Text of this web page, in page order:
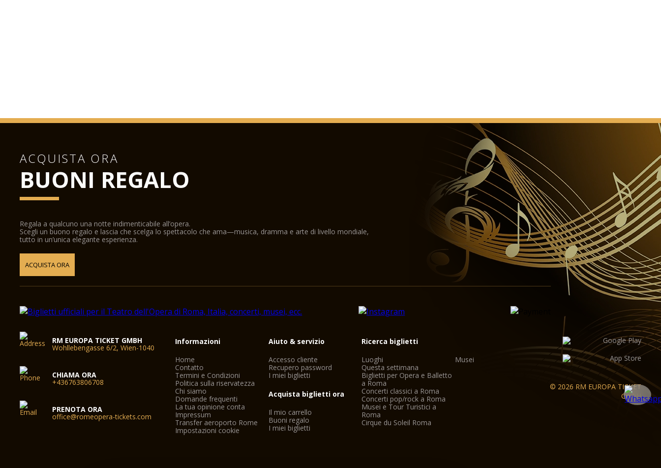
ACQUISTA ORA
BUONI REGALO
Regala a qualcuno una notte indimenticabile all’opera.
Scegli un buono regalo e lascia che scelga lo spettacolo che ama—musica, dramma e arte di livello mondiale,
tutto in un’unica elegante esperienza.
ACQUISTA ORA
RM EUROPA TICKET GMBH
Wohllebengasse 6/2, Wien-1040
CHIAMA ORA
+436763806708
PRENOTA ORA
office@romeopera-tickets.com
Informazioni
Home
Contatto
Termini e Condizioni
Politica sulla riservatezza
Chi siamo
Domande frequenti
La tua opinione conta
Impressum
Transfer aeroporto Rome
Impostazioni cookie
Aiuto & servizio
Accesso cliente
Recupero password
I miei biglietti
Acquista biglietti ora
Il mio carrello
Buoni regalo
I miei biglietti
Ricerca biglietti
Luoghi
Questa settimana
Biglietti per Opera e Balletto
a Roma
Concerti classici a Roma
Concerti pop/rock a Roma
Musei e Tour Turistici a
Roma
Cirque du Soleil Roma
Musei
© 2026 RM EUROPA TICKET
GmbH